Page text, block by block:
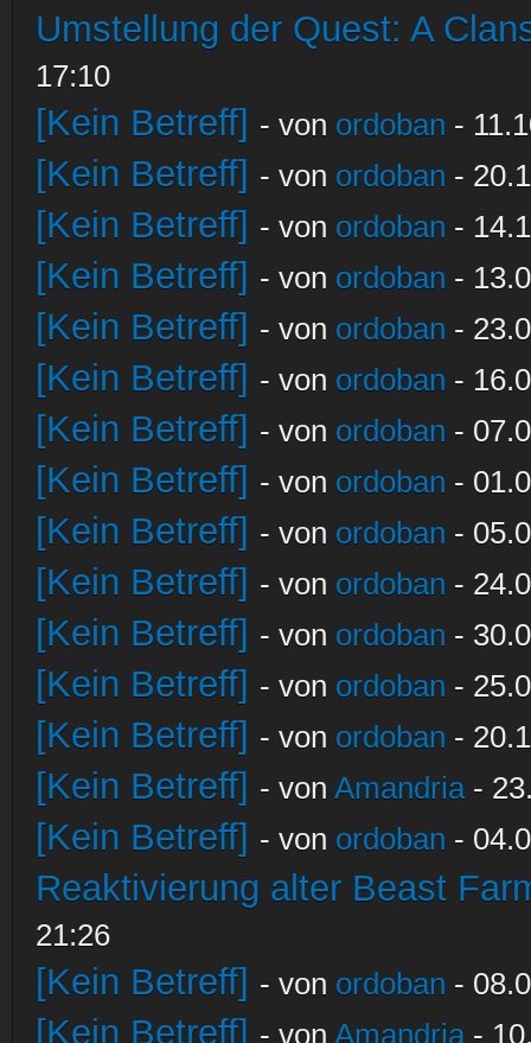
Umstellung der Quest: A
17:10
[Kein Betreff] - von ordoban -
[Kein Betreff] - von ordoban -
[Kein Betreff] - von ordoban -
[Kein Betreff] - von ordoban -
[Kein Betreff] - von ordoban -
[Kein Betreff] - von ordoban -
[Kein Betreff] - von ordoban -
[Kein Betreff] - von ordoban -
[Kein Betreff] - von ordoban -
[Kein Betreff] - von ordoban -
[Kein Betreff] - von ordoban -
[Kein Betreff] - von ordoban -
[Kein Betreff] - von ordoban -
[Kein Betreff] - von Amandria-
[Kein Betreff] - von ordoban -
Reaktivierung alter Beast
21:26
[Kein Betreff] - von ordoban -
[Kein Betreff] - von Amandria -